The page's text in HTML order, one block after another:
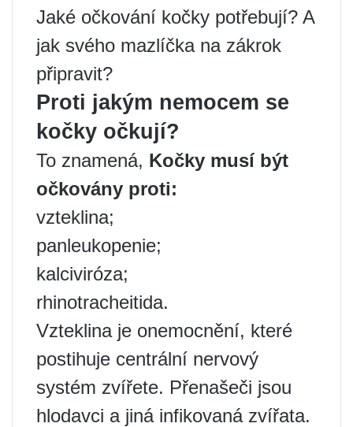
Jaké očkování kočky potřebují? A
jak svého mazlíčka na zákrok
připravit?
Proti jakým nemocem se
kočky očkují?
To znamená, Kočky musí být
očkovány proti:
vzteklina;
panleukopenie;
kalciviróza;
rhinotracheitida.
Vzteklina je onemocnění, které
postihuje centrální nervový
systém zvířete. Přenašeči jsou
hlodavci a jiná infikovaná zvířata.